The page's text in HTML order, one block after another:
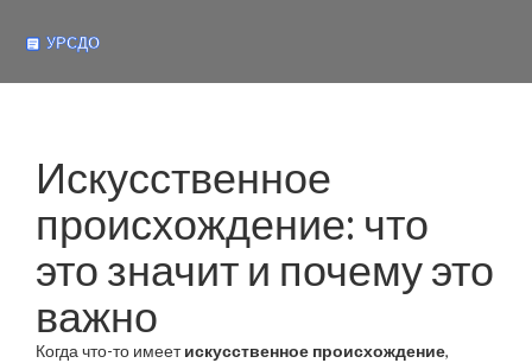
Искусственное
происхождение: что
это значит и почему это
важно
Когда что-то имеетискусственное происхождение,